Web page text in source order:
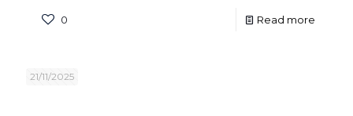
0 Read more
21/11/2025